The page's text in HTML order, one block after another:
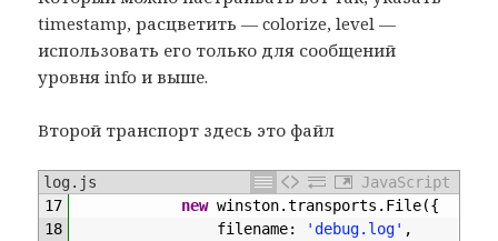
timestamp, расцветить — colorize, level —
использовать его только для сообщений
уровня info и выше.
Второй транспорт здесь это файл
log.js
JavaScript
17
18
new winston.transports . File({
filename: 'debug.log' ,